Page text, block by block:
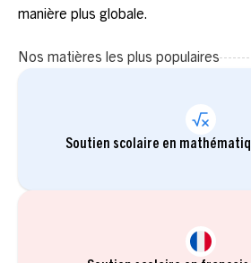
manière plus globale.
Nos matières les plus populaires
Soutien scolaire en